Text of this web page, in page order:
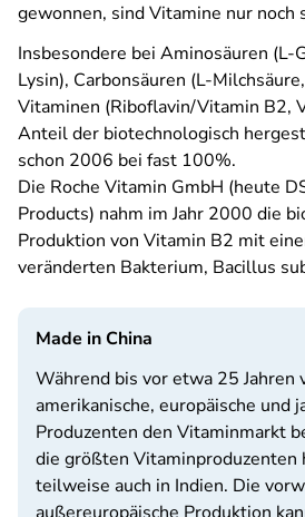
gewonnen, sind Vitamine nur noch
Insbesondere bei Aminosäuren (L-
Lysin), Carbonsäuren (L-
Vitaminen (Riboflavin/Vitamin B2,
Anteil der biotechnologisch
schon 2006 bei fast 100%.
Die Roche Vitamin GmbH (heute
Products) nahm im Jahr 2000 die
Produktion von Vitamin B2 mit
veränderten Bakterium, Bacillus
Made in China
Während bis vor etwa 25 Jahren
amerikanische, europäische und
Produzenten den Vitaminmarkt
die größten Vitaminproduzenten
teilweise auch in Indien. Die